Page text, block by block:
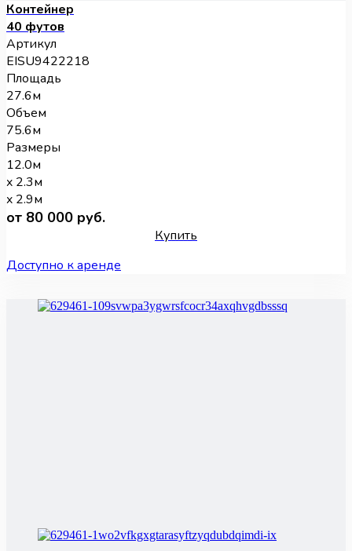
Контейнер
40 футов
Артикул
EISU9422218
Площадь
27.6м
Объем
75.6м
Размеры
12.0м
x 2.3м
x 2.9м
от 80 000 руб.
Купить
Доступно к аренде